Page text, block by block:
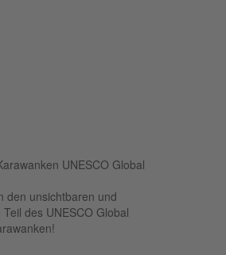
den unsichtbaren und
des UNESCO Global